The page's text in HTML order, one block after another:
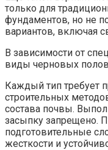
только для
фундаментов, но не
вариантов, включая
В зависимости от
виды черновых полов
Каждый тип требует
строительных
состава почвы.
засыпку запрещено.
подготовительные
жесткости и